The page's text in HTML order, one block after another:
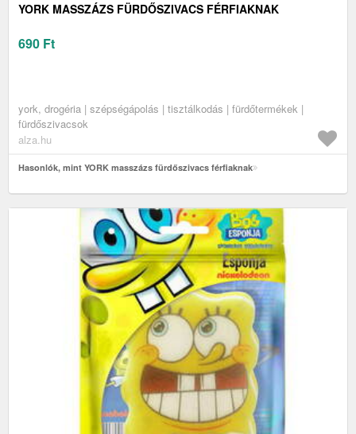
YORK MASSZÁZS FÜRDŐSZIVACS FÉRFIAKNAK
690 Ft
york, drogéria | szépségápolás | tisztálkodás | fürdőtermékek |
fürdőszivacsok
alza.hu
Hasonlók, mint YORK masszázs fürdőszivacs férfiaknak